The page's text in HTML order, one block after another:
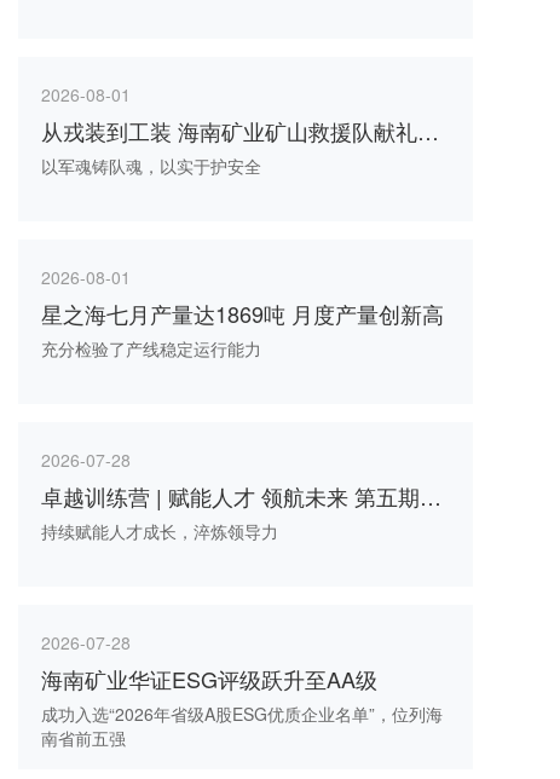
2026-08-01
从戎装到工装 海南矿业矿山救援队献礼八
一
以军魂铸队魂，以实于护安全
2026-08-01
星之海七月产量达1869吨 月度产量创新高
充分检验了产线稳定运行能力
2026-07-28
卓越训练营 | 赋能人才 领航未来 第五期卓
越训练营第四次线下课程圆满举行
持续赋能人才成长，淬炼领导力
2026-07-28
海南矿业华证ESG评级跃升至AA级
成功入选“2026年省级A股ESG优质企业名单”，位列海
南省前五强